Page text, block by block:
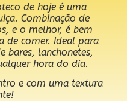
de hoje é uma
Combinação de
e o melhor, é bem
de comer. Ideal para
bares, lanchonetes,
hora do dia.
e com uma textura